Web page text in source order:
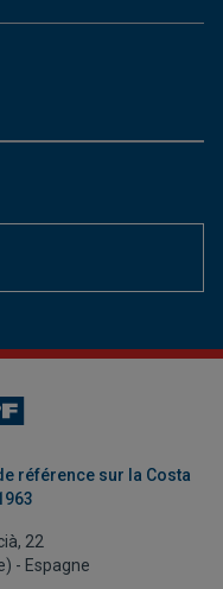
référence sur la Costa
22
- Espagne